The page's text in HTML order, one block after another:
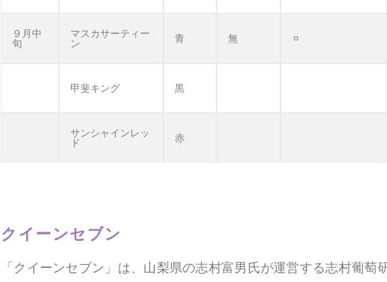
９月中
旬
マスカサーティー
ン
青 無 ⚪︎
甲斐キング 黒
サンシャインレッ
ド
赤
クイーンセブン
「クイーンセブン」は、山梨県の志村富男氏が運営する志村葡萄